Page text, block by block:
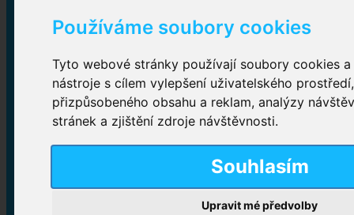
Používáme soubory cookies
Tyto webové stránky používají soubory cookies
nástroje s cílem vylepšení uživatelského
přizpůsobeného obsahu a reklam, analýzy
stránek a zjištění zdroje návštěvnosti.
Souhlasím
Upravit mé předvolby
Inkontinenční kalhotky
Plenkové kalhotky navlékací,Plenkové kalhotky
zalepovací,Inkontinenční kalhotky dámské
Inkontinenční vložky